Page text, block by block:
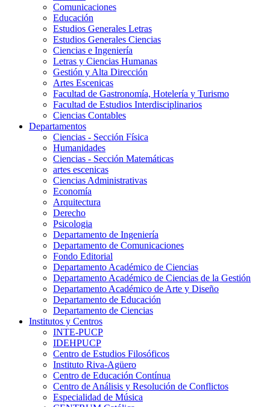
Comunicaciones
Educación
Estudios Generales Letras
Estudios Generales Ciencias
Ciencias e Ingeniería
Letras y Ciencias Humanas
Gestión y Alta Dirección
Artes Escenicas
Facultad de Gastronomía, Hotelería y Turismo
Facultad de Estudios Interdisciplinarios
Ciencias Contables
Departamentos
Ciencias - Sección Física
Humanidades
Ciencias - Sección Matemáticas
artes escenicas
Ciencias Administrativas
Economía
Arquitectura
Derecho
Psicologia
Departamento de Ingeniería
Departamento de Comunicaciones
Fondo Editorial
Departamento Académico de Ciencias
Departamento Académico de Ciencias de la Gestión
Departamento Académico de Arte y Diseño
Departamento de Educación
Departamento de Ciencias
Institutos y Centros
INTE-PUCP
IDEHPUCP
Centro de Estudios Filosóficos
Instituto Riva-Agüero
Centro de Educación Contínua
Centro de Análisis y Resolución de Conflictos
Especialidad de Música